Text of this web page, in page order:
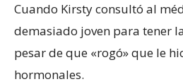
Cuando Kirsty consultó al
demasiado joven para tener
pesar de que «rogó» que le
hormonales.